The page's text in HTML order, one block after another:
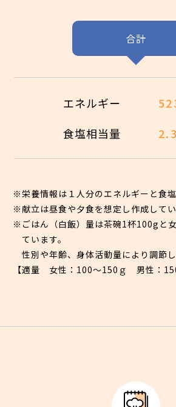
合計
エネルギー
食塩相当量
※栄養情報は１人分のエネルギーと食塩
※献立は昼食や夕食を想定し作成してい
※ごはん（白飯）量は茶碗1杯100gと
ています。
性別や年齢、身体活動量により調節し
【適量 女性：100〜150ｇ 男性：